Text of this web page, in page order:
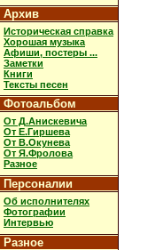
Архив
Историческая справка
Хорошая музыка
Афиши, постеры ...
Заметки
Книги
Тексты песен
Фотоальбом
От Д.Анискевича
От Е.Гиршева
От В.Окунева
От Я.Фролова
Разное
Персоналии
Об исполнителях
Фотографии
Интервью
Разное